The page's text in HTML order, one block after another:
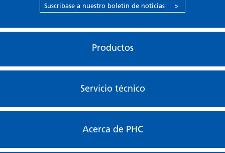
Suscríbase a nuestro boletín de noticias >
Productos
Servicio técnico
Acerca de PHC